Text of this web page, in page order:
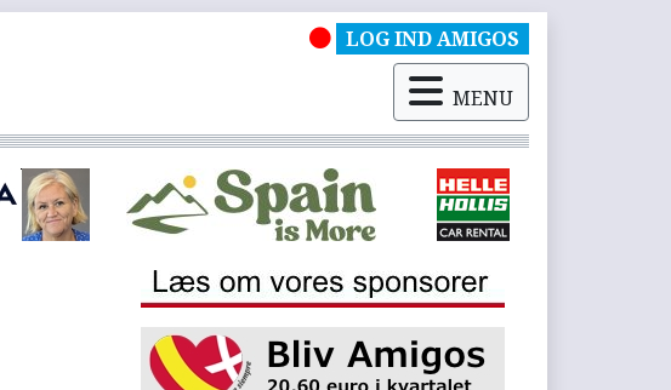
LOG IND AMIGOS
MENU